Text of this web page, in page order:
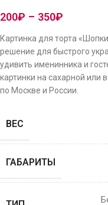
200₽ – 350₽
Картинка для торта
решение для быстрого
удивить именинника и
картинки на сахарной или
по Москве и России.
ВЕС
ГАБАРИТЫ